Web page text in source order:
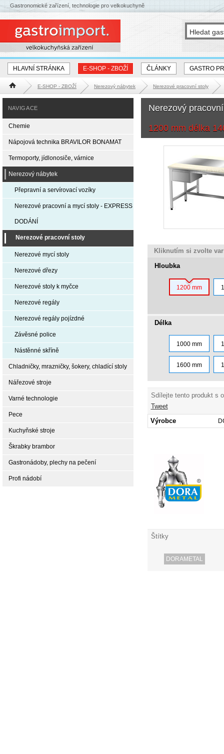
HLAVNÍ STRÁNKA E-SHOP - ZBOŽÍ ČLÁNKY GASTRO
Hlavní stránka E-SHOP - ZBOŽÍ Nerezový nábytek Nerezové pracovní stoly
Nerezový
1200 mm délka
Kliknutím si zvolte
Hloubka
1200 mm
Délka
1000 mm
1600 mm
Sdílejte tento produkt s
Tweet
Výrobce
Štítky
DORAMETAL
NAVIGACE
Chemie
Nápojová technika BRAVILOR BONAMAT
Termoporty, jídlonosiče, várnice
Nerezový nábytek
Přepravní a servírovací vozíky
Nerezové pracovní a mycí stoly - EXPRESS
DODÁNÍ
Nerezové pracovní stoly
Nerezové mycí stoly
Nerezové dřezy
Nerezové stoly k myčce
Nerezové regály
Nerezové regály pojízdné
Závěsné police
Nástěnné skříně
Chladničky, mrazničky, šokery, chladící stoly
Nářezové stroje
Varné technologie
Pece
Kuchyňské stroje
Škrabky brambor
Gastronádoby, plechy na pečení
Profi nádobí
Gastronomické zařízení, technologie pro velkokuchyně